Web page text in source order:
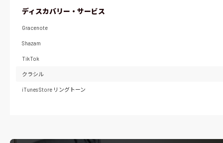
ディスカバリー・サービス
Gracenote
Shazam
TikTok
クラシル
iTunes Store リングトーン